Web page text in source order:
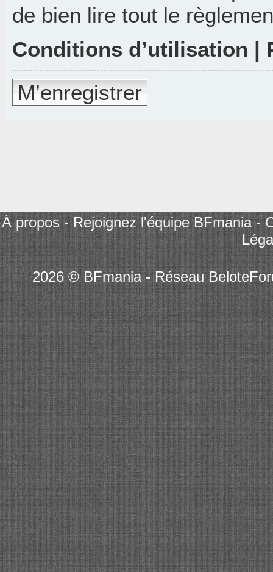
de bien lire tout le
Conditions d’utilisation |
M’enregistrer
À propos-Rejoignez l'équipe BFmania-
2026 © BFmania - Réseau